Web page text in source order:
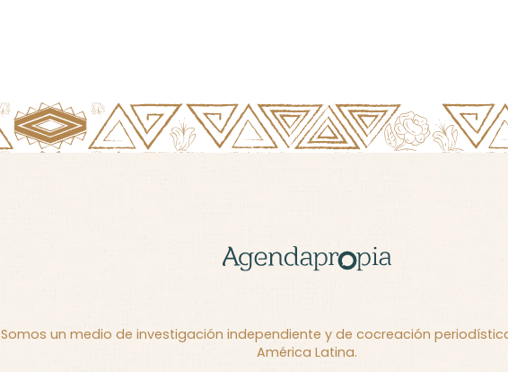
Somos un medio de investigación independiente y de cocreación
América Latina.